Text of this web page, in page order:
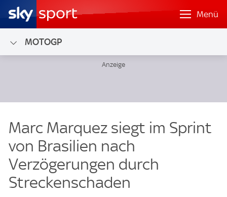
Menü
MOTOGP
Marc Marquez siegt im Sprint
von Brasilien nach
Verzögerungen durch
Streckenschaden